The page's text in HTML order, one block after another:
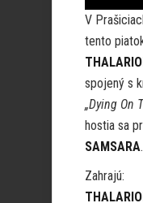
V
tento
spojený s
„Dying On
hostia sa
SAMSARA.
Zahrajú: